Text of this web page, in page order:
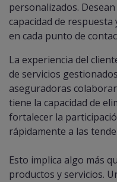
personalizados.
capacidad de
en cada punto de
La experiencia del
de servicios
aseguradoras
tiene la capacidad de
fortalecer la
rápidamente a las
Esto implica algo más
productos y servicios.